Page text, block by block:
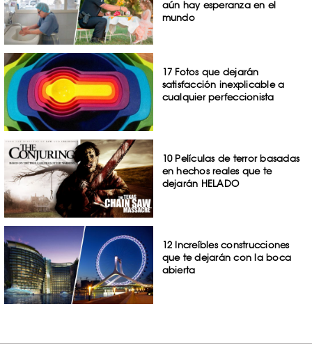
aún hay esperanza en el
mundo
17 Fotos que dejarán
satisfacción inexplicable a
cualquier perfeccionista
10 Películas de terror basadas
en hechos reales que te
dejarán HELADO
12 Increíbles construcciones
que te dejarán con la boca
abierta